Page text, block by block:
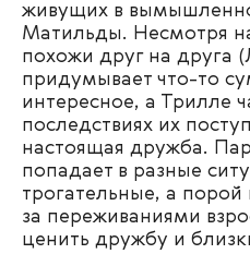
живущих в
Матильды. Несмотря
похожи друг на друга
придумывает что-то
интересное, а Трилле
последствиях их
настоящая дружба.
попадает в разные
трогательные, а
за переживаниями
ценить дружбу и